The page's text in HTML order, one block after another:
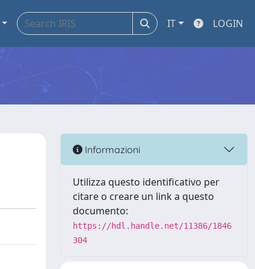
IT LOGIN
Informazioni
Utilizza questo identificativo per
citare o creare un link a questo
documento:
https://hdl.handle.net/11386/1846
304